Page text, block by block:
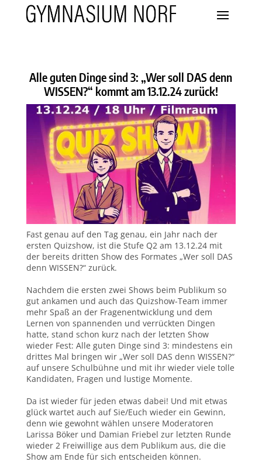
Alle guten Dinge sind 3: „Wer soll DAS denn
WISSEN?“ kommt am 13.12.24 zurück!
Fast genau auf den Tag genau, ein Jahr nach der
ersten Quizshow, ist die Stufe Q2 am 13.12.24 mit
der bereits dritten Show des Formates „Wer soll DAS
denn WISSEN?“ zurück.
Nachdem die ersten zwei Shows beim Publikum so
gut ankamen und auch das Quizshow-Team immer
mehr Spaß an der Fragenentwicklung und dem
Lernen von spannenden und verrückten Dingen
hatte, stand schon kurz nach der letzten Show
wieder Fest: Alle guten Dinge sind 3: mindestens ein
drittes Mal bringen wir „Wer soll DAS denn WISSEN?“
auf unsere Schulbühne und mit ihr wieder viele tolle
Kandidaten, Fragen und lustige Momente.
Da ist wieder für jeden etwas dabei! Und mit etwas
glück wartet auch auf Sie/Euch wieder ein Gewinn,
denn wie gewohnt wählen unsere Moderatoren
Larissa Böker und Damian Friebel zur letzten Runde
wieder 2 Freiwillige aus dem Publikum aus, die die
Show am Ende für sich entscheiden können.